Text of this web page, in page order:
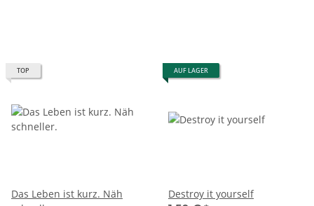
TOP
Das Leben ist kurz. Näh
AUF LAGER
Destroy it yourself